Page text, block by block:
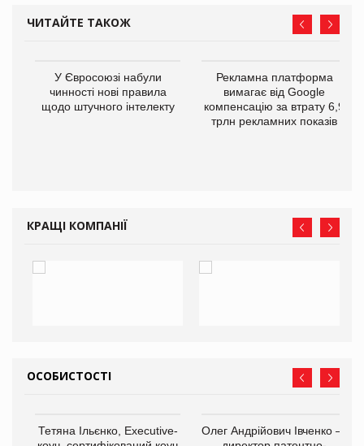
ЧИТАЙТЕ ТАКОЖ
У Євросоюзі набули
чинності нові правила
щодо штучного інтелекту
Рекламна платформа
вимагає від Google
компенсацію за втрату 6,9
трлн рекламних показів
КРАЩІ КОМПАНІЇ
ОСОБИСТОСТІ
Тетяна Ільєнко, Executive-
Олег Андрійович Івченко —